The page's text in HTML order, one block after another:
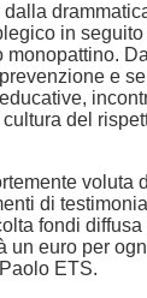
in
monopattino.
e
del
voluta
di
fondi
un euro per
ETS.